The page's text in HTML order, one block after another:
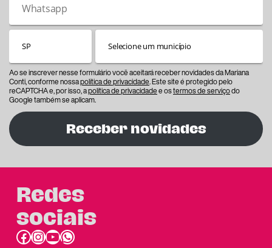
Ao se inscrever nesse formulário você aceitará receber novidades da Mariana
Conti, conforme nossapolítica de privacidade. Este site é protegido pelo
reCAPTCHA e, por isso, apolítica de privacidadee ostermos de serviçodo
Google também se aplicam.
Receber novidades
Redes
sociais
Facebook InstagramYoutube link do whatsapp